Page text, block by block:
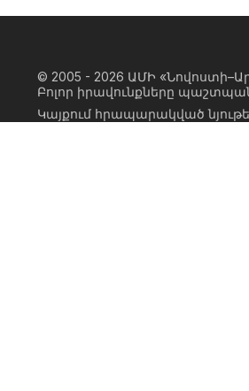
© 2005 - 2026 ԱՄԻ
Բոլոր իրավունքները
Կայքում հրապարակված